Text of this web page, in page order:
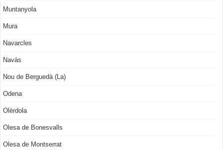
Muntanyola
Mura
Navarcles
Navàs
Nou de Berguedà (La)
Odena
Olèrdola
Olesa de Bonesvalls
Olesa de Montserrat